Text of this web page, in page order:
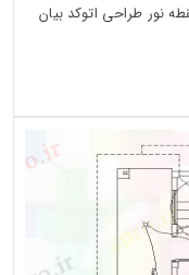
نور طراحی اتوکد بیان